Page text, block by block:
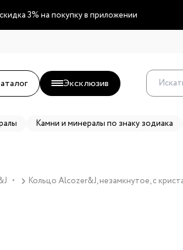
3% на покупку в приложении
Эксклюзив
Камни и минералы по знаку зодиака
▼ Кольцо Alcozer&J, незамкнутое, с